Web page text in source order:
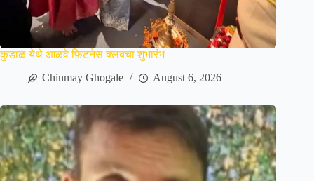
कुडाळ येथे आळवे फिटनेस क्लबचा शुभारंभ
Chinmay Ghogale
August 6, 2026